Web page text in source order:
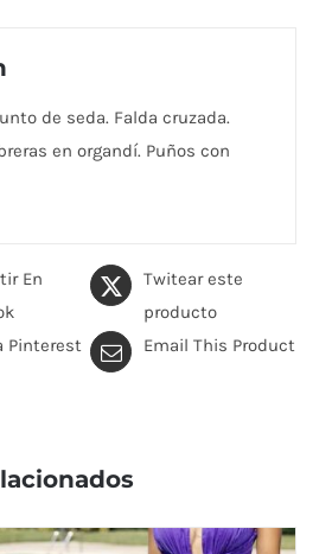
de seda. Falda cruzada.
en organdí. Puños con
En
Twitear este
producto
Pinterest
Email This Product